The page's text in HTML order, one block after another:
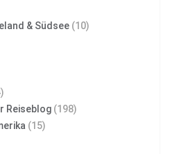
& Südsee (10)
Reiseblog (198)
(15)